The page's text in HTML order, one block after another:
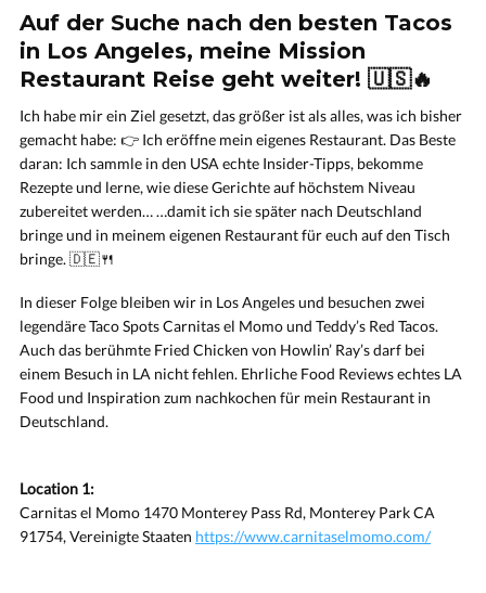
Auf der Suche nach den besten Tacos
in Los Angeles, meine Mission
Restaurant Reise geht weiter! 🇺🇸🔥
Ich habe mir ein Ziel gesetzt, das größer ist als alles, was ich bisher
gemacht habe: 👉 Ich eröffne mein eigenes Restaurant. Das Beste
daran: Ich sammle in den USA echte Insider-Tipps, bekomme
Rezepte und lerne, wie diese Gerichte auf höchstem Niveau
zubereitet werden… …damit ich sie später nach Deutschland
bringe und in meinem eigenen Restaurant für euch auf den Tisch
bringe. 🇩🇪🍴
In dieser Folge bleiben wir in Los Angeles und besuchen zwei
legendäre Taco Spots Carnitas el Momo und Teddy’s Red Tacos.
Auch das berühmte Fried Chicken von Howlin’ Ray’s darf bei
einem Besuch in LA nicht fehlen. Ehrliche Food Reviews echtes LA
Food und Inspiration zum nachkochen für mein Restaurant in
Deutschland.
Location 1:
Carnitas el Momo 1470 Monterey Pass Rd, Monterey Park CA
91754, Vereinigte Staaten https://www.carnitaselmomo.com/